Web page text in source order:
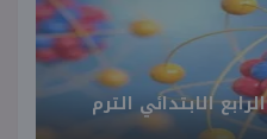
الابتدائي الترم